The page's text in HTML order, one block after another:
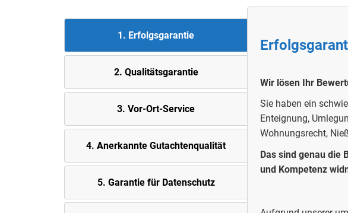
1. Erfolgsgarantie
2. Qualitätsgarantie
3. Vor-Ort-Service
4. Anerkannte Gutachtenqualität
5. Garantie für Datenschutz
Wir lösen Ihr
Sie haben ein
Enteignung,
Wohnungsrecht,
Das sind genau die
und Kompetenz